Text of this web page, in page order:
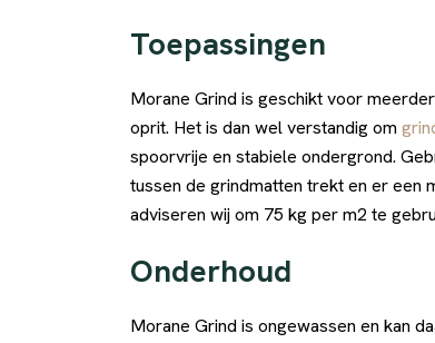
Toepassingen
Morane Grind is geschikt voor
oprit. Het is dan wel verstandig om
spoorvrije en stabiele ondergrond.
tussen de grindmatten trekt en er een
adviseren wij om 75 kg per m2 te
Onderhoud
Morane Grind is ongewassen en kan